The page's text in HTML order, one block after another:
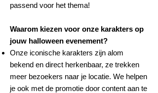
passend voor het thema!
Waarom kiezen voor onze karakters op
jouw halloween evenement?
Onze iconische karakters zijn alom
bekend en direct herkenbaar, ze trekken
meer bezoekers naar je locatie. We helpen
je ook met de promotie door content aan te